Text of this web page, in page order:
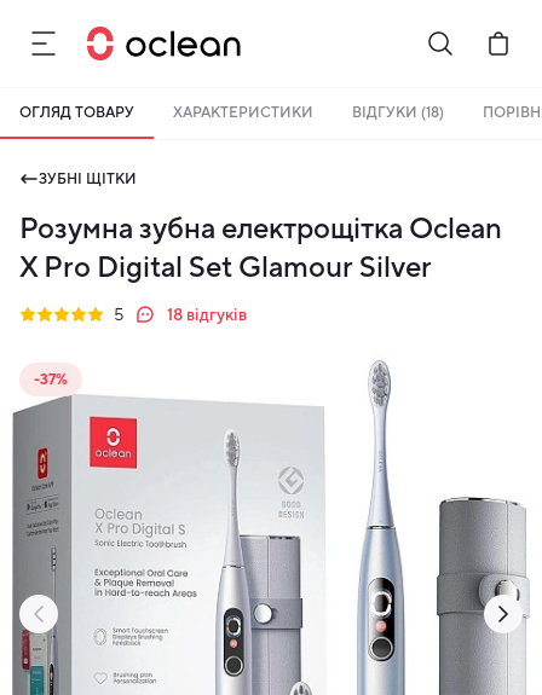
ОГЛЯД ТОВАРУ ХАРАКТЕРИСТИКИ ВІДГУКИ (18)
ЗУБНІ ЩІТКИ
Розумна зубна електрощітка Oclean
X Pro Digital Set Glamour Silver
5 18 відгуків
‹ ›
-37%